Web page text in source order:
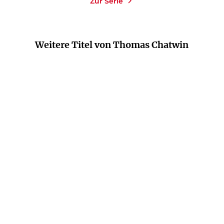
Weitere Titel von Thomas Chatwin